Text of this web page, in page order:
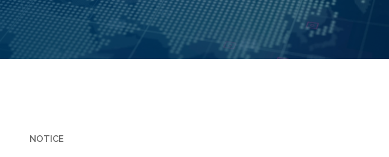
NOTICE